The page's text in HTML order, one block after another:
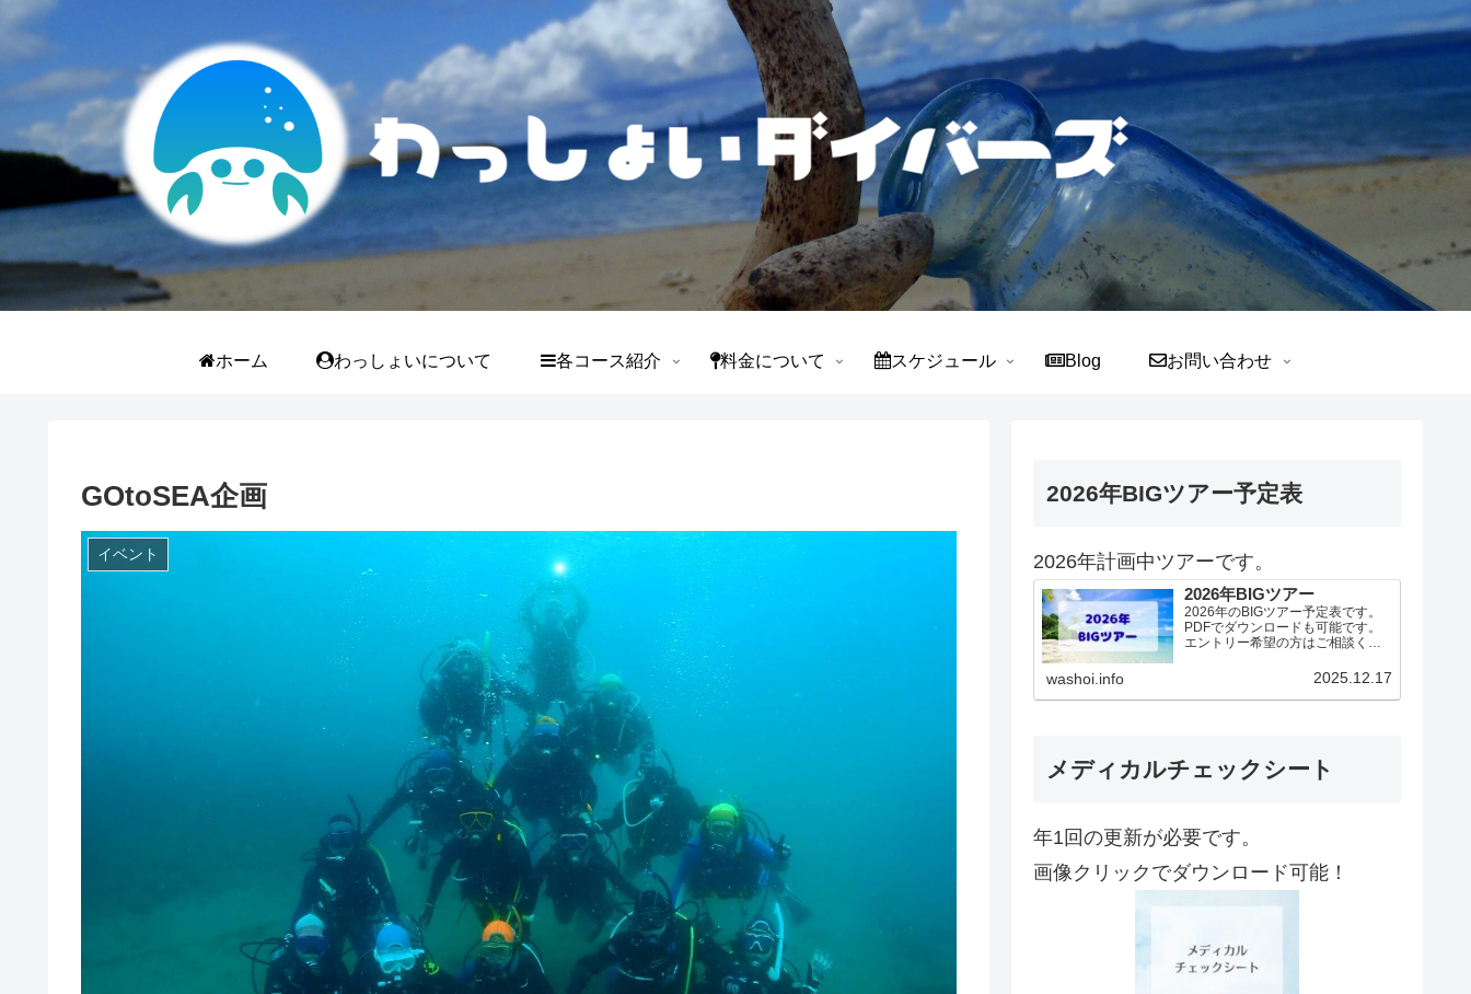
ホーム わっしょいについて 各コース紹介 料金について スケジュール Blog お問い合わせ
GOtoSEA企画
イベント
2026年BIGツアー予定表
2026年計画中ツアーです。
2026年BIGツアー
2026年のBIGツアー予定表です。
PDFでダウンロードも可能です。
エントリー希望の方はご相談くだ
より変動ありますので、ご確認く
新）ダウンロードPDFでアップロ
washoi.info 2025.12.17
メディカルチェックシート
年1回の更新が必要です。
画像クリックでダウンロード可能！